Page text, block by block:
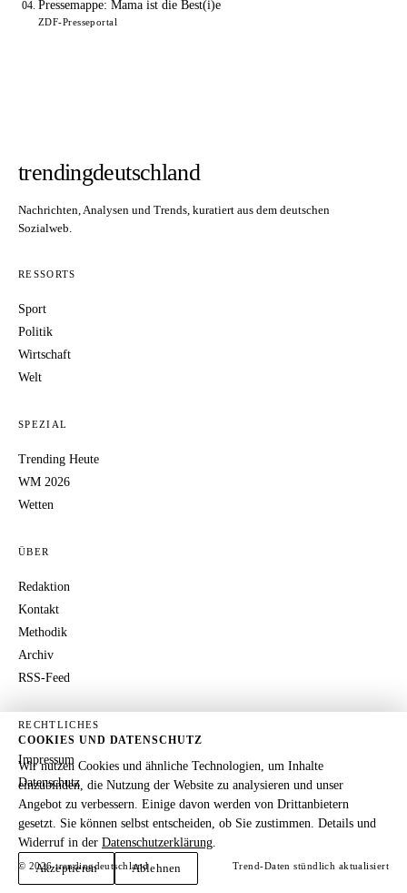
Pressemappe: Mama ist die Best(i)e
ZDF-Presseportal
trendingdeutschland
Nachrichten, Analysen und Trends, kuratiert aus dem deutschen
Sozialweb.
RESSORTS
Sport
Politik
Wirtschaft
Welt
SPEZIAL
Trending Heute
WM 2026
Wetten
ÜBER
Redaktion
Kontakt
Methodik
Archiv
RSS-Feed
RECHTLICHES
Impressum
Datenschutz
© 2026 trendingdeutschland Trend-Daten stündlich aktualisiert
COOKIES UND DATENSCHUTZ
Wir nutzen Cookies und ähnliche Technologien, um Inhalte
einzubinden, die Nutzung der Website zu analysieren und unser
Angebot zu verbessern. Einige davon werden von Drittanbietern
gesetzt. Sie können selbst entscheiden, ob Sie zustimmen. Details und
Widerruf in der Datenschutzerklärung.
Akzeptieren
Ablehnen